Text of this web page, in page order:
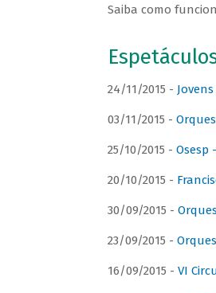
Saiba como
24/11/2015 -
03/11/2015 -
25/10/2015 - Osesp
20/10/2015 -
30/09/2015 -
23/09/2015 -
16/09/2015 - VI